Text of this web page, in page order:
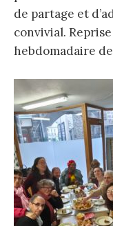
de partage et
convivial.
hebdomadaire